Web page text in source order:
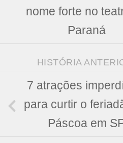
nome forte no
Paraná
HISTÓRIA
7 atrações
para curtir o
Páscoa em